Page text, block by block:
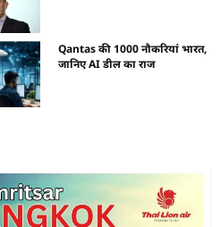
Qantas की 1000 नौकरियां भारत,
जानिए AI डील का राज